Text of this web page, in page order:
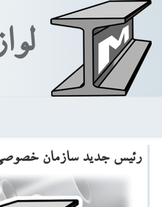
رئیس جدید سازمان